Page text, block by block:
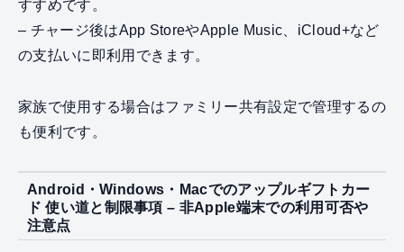
すすめです。
– チャージ後はApp StoreやApple Music、iCloud+など
の支払いに即利用できます。
家族で使用する場合はファミリー共有設定で管理するの
も便利です。
Android・Windows・Macでのアップルギフトカー
ド 使い道と制限事項 – 非Apple端末での利用可否や
注意点